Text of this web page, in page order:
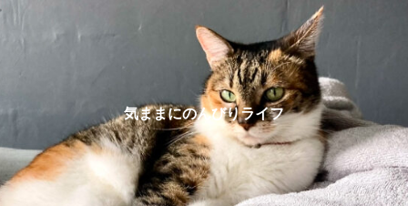
気ままにのんびりライフ